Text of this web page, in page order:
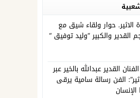
الاثير. حوار ولقاء شيق مع
القدير والكبير “وليد توفيق “
القدير عبدالله بالخير عبر
الفن رسالة سامية يرقى
الإنسان